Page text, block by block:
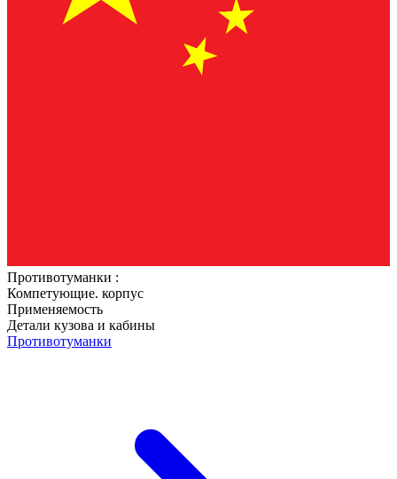
Противотуманки :
Компетующие. корпус
Применяемость
Детали кузова и кабины
Противотуманки